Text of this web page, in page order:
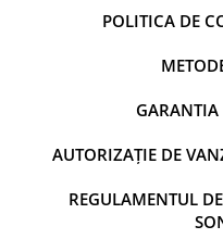
POLITICA DE
GARANTIA
AUTORIZAȚIE DE
REGULAMENTUL